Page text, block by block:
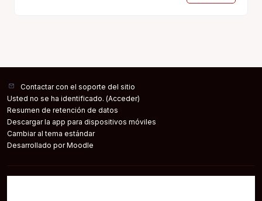
promoviendo la mejora continua en los procesos de
Contactar con el soporte del sitio
Usted no se ha identificado. (Acceder)
Resumen de retención de datos
Descargar la app para dispositivos móviles
Cambiar al tema estándar
Desarrollado porMoodle